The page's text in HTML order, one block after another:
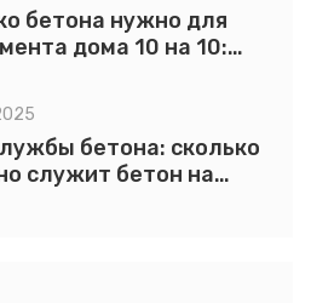
бетона нужно для
дома 10 на 10:
бетона: сколько
служит бетон на